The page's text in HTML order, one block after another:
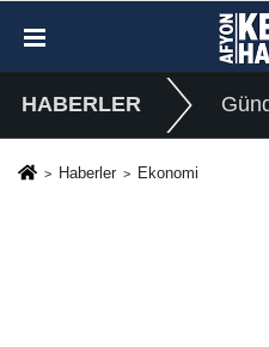
HABERLER
Haberler Ekonomi